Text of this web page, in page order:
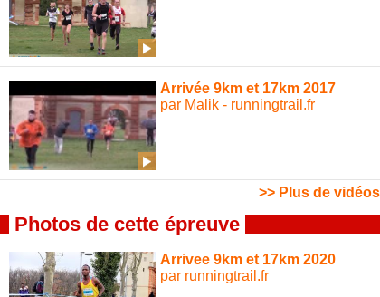
Arrivée 9km et 17km 2017
par Malik - runningtrail.fr
>> Plus de vidéos
Photos de cette épreuve
Arrivee 9km et 17km 2020
par runningtrail.fr